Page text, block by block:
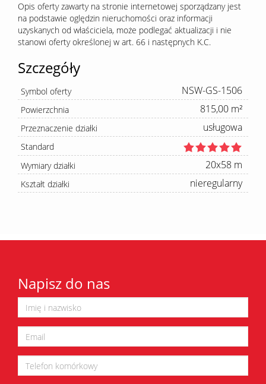
Opis oferty zawarty na stronie internetowej sporządzany jest
na podstawie oględzin nieruchomości oraz informacji
uzyskanych od właściciela, może podlegać aktualizacji i nie
stanowi oferty określonej w art. 66 i następnych K.C.
Szczegóły
Symbol oferty NSW-GS-1506
Powierzchnia 815,00 m²
Przeznaczenie działki usługowa
Standard
Wymiary działki
20x58 m
Kształt działki nieregularny
Napisz do nas